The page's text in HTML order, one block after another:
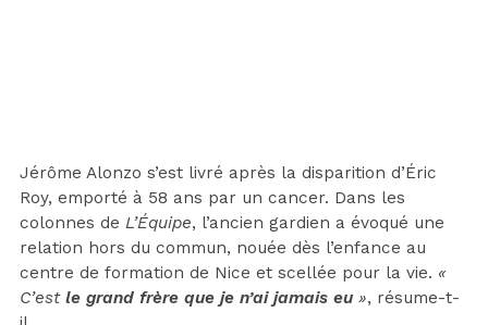
Jérôme Alonzo s’est livré après la disparition d’Éric
Roy, emporté à 58 ans par un cancer. Dans les
colonnes de L’Équipe, l’ancien gardien a évoqué une
relation hors du commun, nouée dès l’enfance au
centre de formation de Nice et scellée pour la vie. «
C’est le grand frère que je n’ai jamais eu », résume-t-